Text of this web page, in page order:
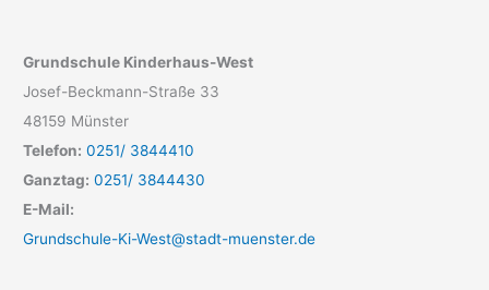
Grundschule Kinderhaus-West
Josef-Beckmann-Straße 33
48159 Münster
Telefon: 0251/ 3844410
Ganztag: 0251/ 3844430
E-Mail:
Grundschule-Ki-West@stadt-muenster.de